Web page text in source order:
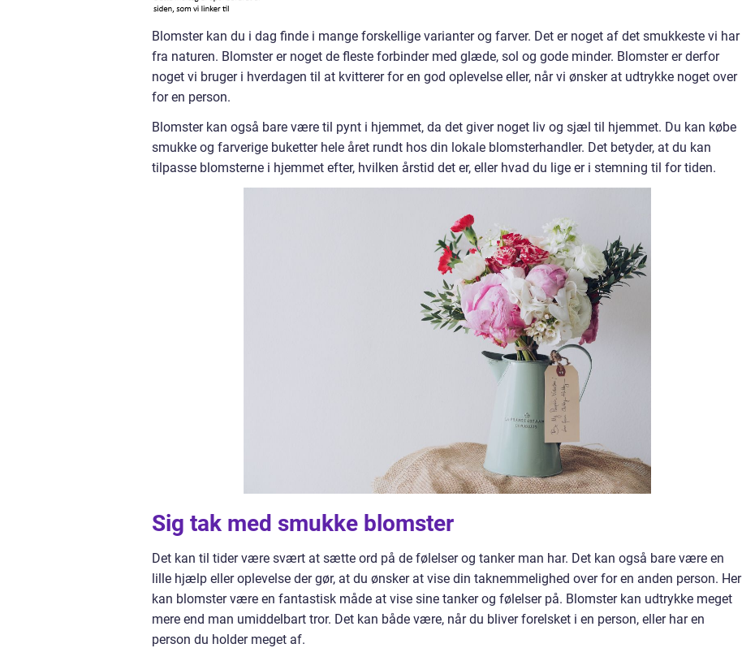
Blomster kan du i dag finde i mange forskellige varianter og farver. Det er noget af det smukkeste vi har
fra naturen. Blomster er noget de fleste forbinder med glæde, sol og gode minder. Blomster er derfor
noget vi bruger i hverdagen til at kvitterer for en god oplevelse eller, når vi ønsker at udtrykke noget over
for en person.
Blomster kan også bare være til pynt i hjemmet, da det giver noget liv og sjæl til hjemmet. Du kan købe
smukke og farverige buketter hele året rundt hos din lokale blomsterhandler. Det betyder, at du kan
tilpasse blomsterne i hjemmet efter, hvilken årstid det er, eller hvad du lige er i stemning til for tiden.
Sig tak med smukke blomster
Det kan til tider være svært at sætte ord på de følelser og tanker man har. Det kan også bare være en
lille hjælp eller oplevelse der gør, at du ønsker at vise din taknemmelighed over for en anden person. Her
kan blomster være en fantastisk måde at vise sine tanker og følelser på. Blomster kan udtrykke meget
mere end man umiddelbart tror. Det kan både være, når du bliver forelsket i en person, eller har en
person du holder meget af.